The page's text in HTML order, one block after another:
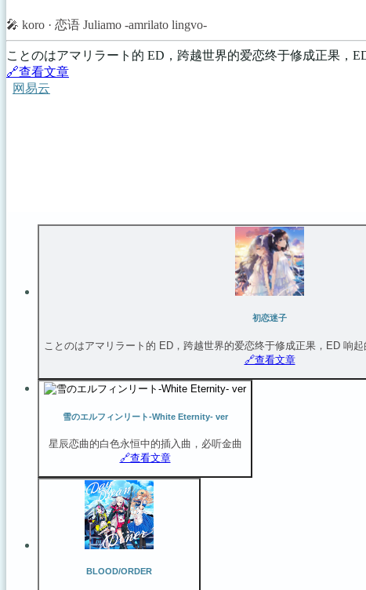
🎤️ koro · 恋语 Juliamo -amrilato lingvo-
ことのはアマリラート的 ED，跨越世界的爱恋终于修成正果，
🔗️查看文章
网易云
初恋迷子
ことのはアマリラート的 ED，跨越世界的爱恋终于修成正果，ED 响起
🔗️查看文章
雪のエルフィンリート-White Eternity- ver
星辰恋曲的白色永恒中的插入曲，必听金曲
🔗️查看文章
BLOOD/ORDER